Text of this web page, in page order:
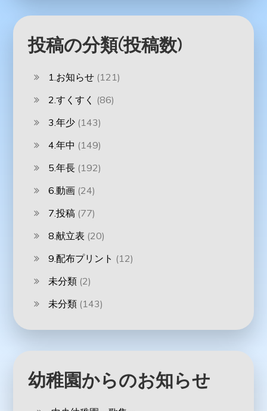
投稿の分類(投稿数)
1.お知らせ (121)
2.すくすく (86)
3.年少 (143)
4.年中 (149)
5.年長 (192)
6.動画 (24)
7.投稿 (77)
8.献立表 (20)
9.配布プリント (12)
未分類 (2)
未分類 (143)
幼稚園からのお知らせ